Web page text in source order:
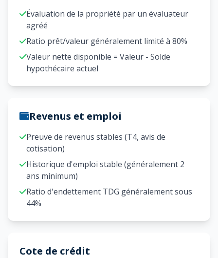
Évaluation de la propriété par un évaluateur
agréé
Ratio prêt/valeur généralement limité à 80%
Valeur nette disponible = Valeur - Solde
hypothécaire actuel
Revenus et emploi
Preuve de revenus stables (T4, avis de
cotisation)
Historique d'emploi stable (généralement 2
ans minimum)
Ratio d'endettement TDG généralement sous
44%
Cote de crédit